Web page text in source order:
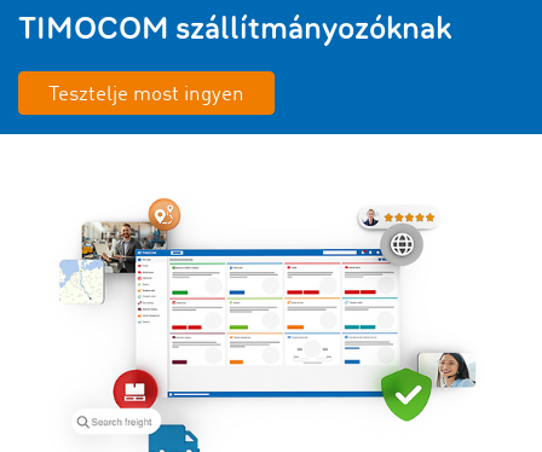
TIMOCOM szállítmányozóknak
Tesztelje most ingyen